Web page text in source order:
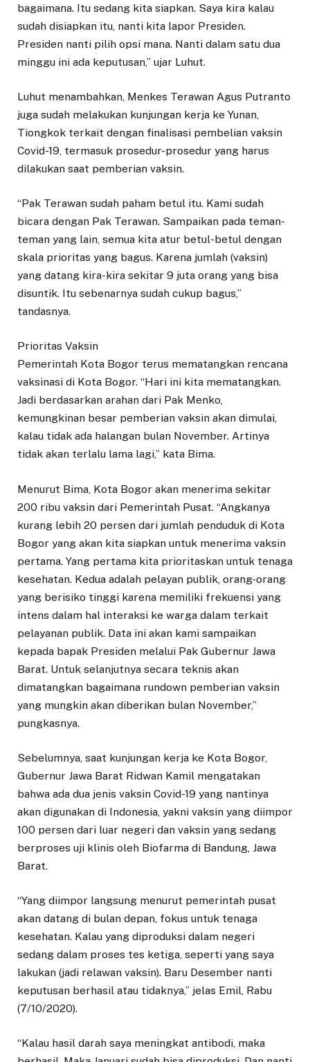
bagaimana. Itu sedang kita siapkan. Saya kira kalau
sudah disiapkan itu, nanti kita lapor Presiden.
Presiden nanti pilih opsi mana. Nanti dalam satu dua
minggu ini ada keputusan,” ujar Luhut.
Luhut menambahkan, Menkes Terawan Agus Putranto
juga sudah melakukan kunjungan kerja ke Yunan,
Tiongkok terkait dengan finalisasi pembelian vaksin
Covid-19, termasuk prosedur-prosedur yang harus
dilakukan saat pemberian vaksin.
“Pak Terawan sudah paham betul itu. Kami sudah
bicara dengan Pak Terawan. Sampaikan pada teman-
teman yang lain, semua kita atur betul-betul dengan
skala prioritas yang bagus. Karena jumlah (vaksin)
yang datang kira-kira sekitar 9 juta orang yang bisa
disuntik. Itu sebenarnya sudah cukup bagus,”
tandasnya.
Prioritas Vaksin
Pemerintah Kota Bogor terus mematangkan rencana
vaksinasi di Kota Bogor. “Hari ini kita mematangkan.
Jadi berdasarkan arahan dari Pak Menko,
kemungkinan besar pemberian vaksin akan dimulai,
kalau tidak ada halangan bulan November. Artinya
tidak akan terlalu lama lagi,” kata Bima.
Menurut Bima, Kota Bogor akan menerima sekitar
200 ribu vaksin dari Pemerintah Pusat. “Angkanya
kurang lebih 20 persen dari jumlah penduduk di Kota
Bogor yang akan kita siapkan untuk menerima vaksin
pertama. Yang pertama kita prioritaskan untuk tenaga
kesehatan. Kedua adalah pelayan publik, orang-orang
yang berisiko tinggi karena memiliki frekuensi yang
intens dalam hal interaksi ke warga dalam terkait
pelayanan publik. Data ini akan kami sampaikan
kepada bapak Presiden melalui Pak Gubernur Jawa
Barat. Untuk selanjutnya secara teknis akan
dimatangkan bagaimana rundown pemberian vaksin
yang mungkin akan diberikan bulan November,”
pungkasnya.
Sebelumnya, saat kunjungan kerja ke Kota Bogor,
Gubernur Jawa Barat Ridwan Kamil mengatakan
bahwa ada dua jenis vaksin Covid-19 yang nantinya
akan digunakan di Indonesia, yakni vaksin yang diimpor
100 persen dari luar negeri dan vaksin yang sedang
berproses uji klinis oleh Biofarma di Bandung, Jawa
Barat.
“Yang diimpor langsung menurut pemerintah pusat
akan datang di bulan depan, fokus untuk tenaga
kesehatan. Kalau yang diproduksi dalam negeri
sedang dalam proses tes ketiga, seperti yang saya
lakukan (jadi relawan vaksin). Baru Desember nanti
keputusan berhasil atau tidaknya,” jelas Emil, Rabu
(7/10/2020).
“Kalau hasil darah saya meningkat antibodi, maka